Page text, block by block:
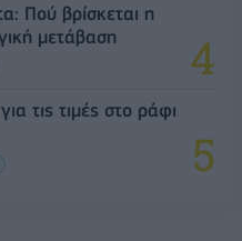
Πού βρίσκεται η
μετάβαση
τις τιμές στο ράφι